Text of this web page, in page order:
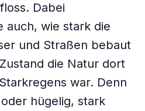
Dabei
auch, wie stark die
und Straßen bebaut
die Natur dort
war. Denn
hügelig, stark